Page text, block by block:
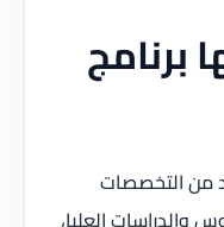
من التخصصات